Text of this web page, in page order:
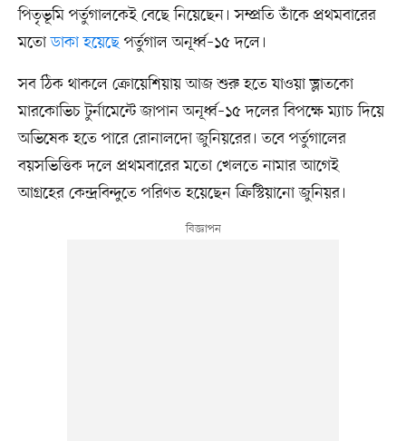
পিতৃভূমি পর্তুগালকেই বেছে নিয়েছেন। সম্প্রতি তাঁকে প্রথমবারের
মতোডাকা হয়েছেপর্তুগাল অনূর্ধ্ব–১৫ দলে।
সব ঠিক থাকলে ক্রোয়েশিয়ায় আজ শুরু হতে যাওয়া ভ্লাতকো
মারকোভিচ টুর্নামেন্টে জাপান অনূর্ধ্ব–১৫ দলের বিপক্ষে ম্যাচ দিয়ে
অভিষেক হতে পারে রোনালদো জুনিয়রের। তবে পর্তুগালের
বয়সভিত্তিক দলে প্রথমবারের মতো খেলতে নামার আগেই
আগ্রহের কেন্দ্রবিন্দুতে পরিণত হয়েছেন ক্রিস্টিয়ানো জুনিয়র।